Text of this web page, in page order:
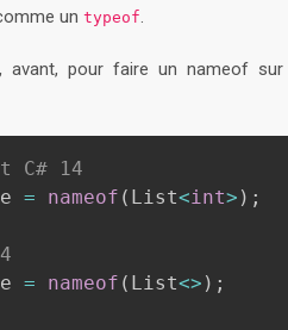
un typeof.
avant, pour faire un nameof sur
C# 14
= nameof ( List<int> ) ;
= nameof ( List<> ) ;